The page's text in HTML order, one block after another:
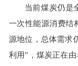
当前煤炭仍是
一次性能源消费结
源地位，总体需求
利用”，煤炭正在